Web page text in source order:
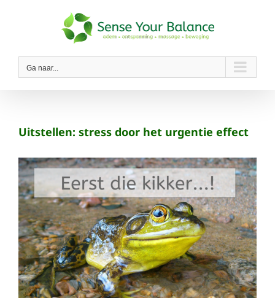
Ga naar...
Uitstellen: stress door het urgentie effect
Bekijk
grotere
afbeelding